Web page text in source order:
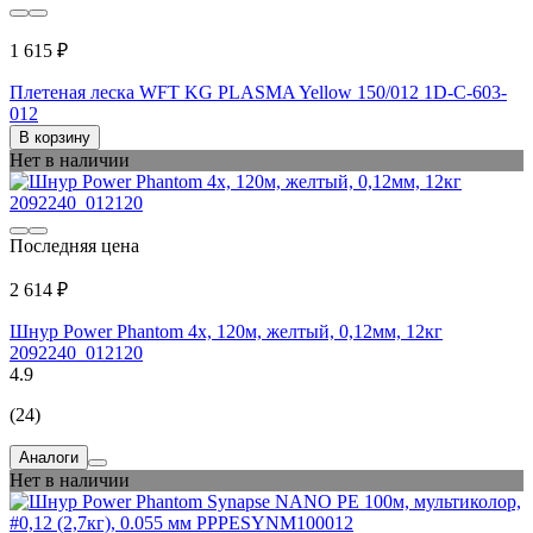
1 615 ₽
Плетеная леска WFT KG PLASMA Yellow 150/012 1D-C-603-
012
В корзину
Нет в наличии
Последняя цена
2 614 ₽
Шнур Power Phantom 4x, 120м, желтый, 0,12мм, 12кг
2092240_012120
4.9
(24)
Аналоги
Нет в наличии